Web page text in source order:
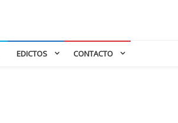
EDICTOS CONTACTO